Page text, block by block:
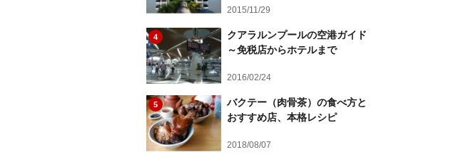
2015/11/29
4
クアラルンプールの空港ガイド
～免税店からホテルまで
2016/02/24
5
バクテー（肉骨茶）の食べ方と
おすすめ店、本格レシピ
2018/08/07